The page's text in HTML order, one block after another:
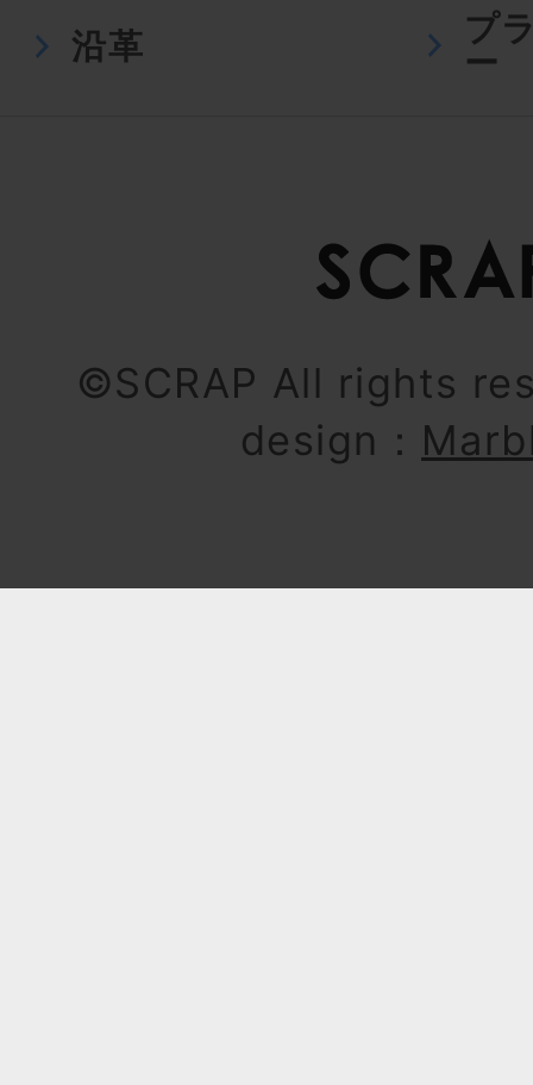
沿革
プ
ー
©SCRAP All rights
design：